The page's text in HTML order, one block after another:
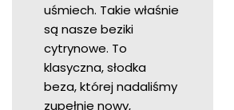
uśmiech. Takie właśnie
są nasze beziki
cytrynowe. To
klasyczna, słodka
beza, której nadaliśmy
zupełnie nowy,